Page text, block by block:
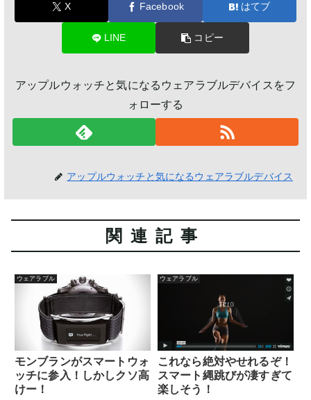
X Facebook はてブ
LINE コピー
アップルウォッチと気になるウェアラブルデバイスをフ
ォローする
アップルウォッチと気になるウェアラブルデバイス
関連記事
ウェアラブル
モンブランがスマートウォ
ッチに参入！しかしクソ高
けー！
ウェアラブル
これなら絶対やせれるぞ！
スマート縄跳びが凄すぎて
楽しそう！